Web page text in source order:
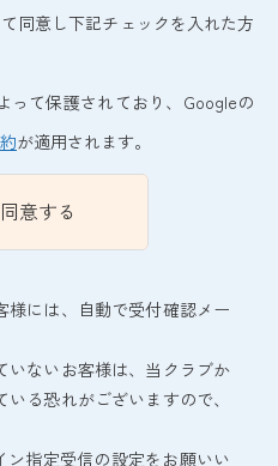
同意し下記チェックを入れた方
って保護されており、Googleの
が適用されます。
意する
様には、自動で受付確認メー
いないお客様は、当クラブか
る恐れがございますので、
ン指定受信の設定をお願いい